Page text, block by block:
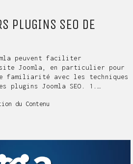
PLUGINS SEO DE
peuvent faciliter
Joomla, en particulier pour
familiarité avec les techniques
plugins Joomla SEO. 1.…
du Contenu